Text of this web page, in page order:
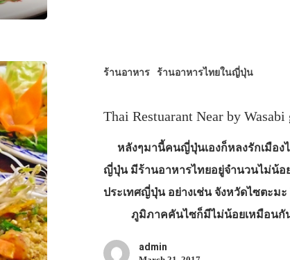
ร้านอาหาร ร้านอาหารไทยในญี่ปุ่น
Thai Restuarant Near by
หลังๆมานี้คนญี่ปุ่นเองก็หลงรักเมือง
ญี่ปุ่น มีร้านอาหารไทยอยู่จำนวนไม่น้อ
ประเทศญี่ปุ่น อย่างเช่น จังหวัดไซตะม
ภูมิภาคคันไซก็มีไม่น้อยเหมือนกัน
admin